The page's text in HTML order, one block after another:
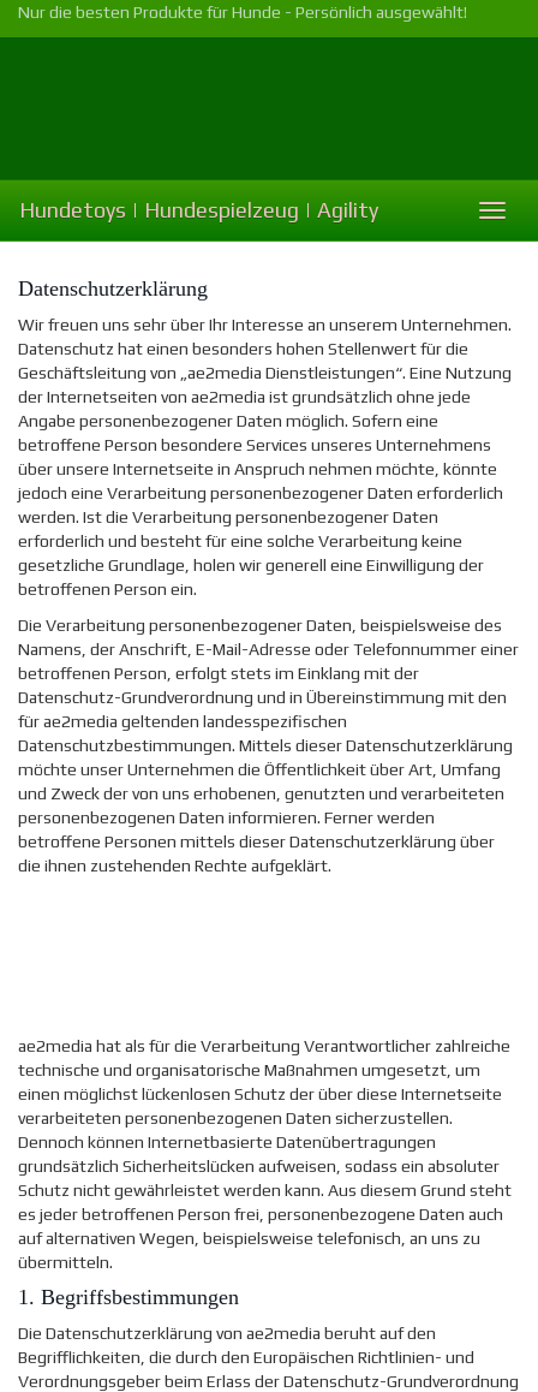
Skip
to
Nur die besten Produkte für Hunde - Persönlich ausgewählt!
Hundetoys | Hundespielzeug | Agility
Datenschutzerklärung
Wir freuen uns sehr über Ihr Interesse an unserem Unternehmen.
Datenschutz hat einen besonders hohen Stellenwert für die
Geschäftsleitung von „ae2media Dienstleistungen“. Eine Nutzung
der Internetseiten von ae2media ist grundsätzlich ohne jede
Angabe personenbezogener Daten möglich. Sofern eine
betroffene Person besondere Services unseres Unternehmens
über unsere Internetseite in Anspruch nehmen möchte, könnte
jedoch eine Verarbeitung personenbezogener Daten erforderlich
werden. Ist die Verarbeitung personenbezogener Daten
erforderlich und besteht für eine solche Verarbeitung keine
gesetzliche Grundlage, holen wir generell eine Einwilligung der
betroffenen Person ein.
Die Verarbeitung personenbezogener Daten, beispielsweise des
Namens, der Anschrift, E-Mail-Adresse oder Telefonnummer einer
betroffenen Person, erfolgt stets im Einklang mit der
Datenschutz-Grundverordnung und in Übereinstimmung mit den
für ae2media geltenden landesspezifischen
Datenschutzbestimmungen. Mittels dieser Datenschutzerklärung
möchte unser Unternehmen die Öffentlichkeit über Art, Umfang
und Zweck der von uns erhobenen, genutzten und verarbeiteten
personenbezogenen Daten informieren. Ferner werden
betroffene Personen mittels dieser Datenschutzerklärung über
die ihnen zustehenden Rechte aufgeklärt.
ae2media hat als für die Verarbeitung Verantwortlicher zahlreiche
technische und organisatorische Maßnahmen umgesetzt, um
einen möglichst lückenlosen Schutz der über diese Internetseite
verarbeiteten personenbezogenen Daten sicherzustellen.
Dennoch können Internetbasierte Datenübertragungen
grundsätzlich Sicherheitslücken aufweisen, sodass ein absoluter
Schutz nicht gewährleistet werden kann. Aus diesem Grund steht
es jeder betroffenen Person frei, personenbezogene Daten auch
auf alternativen Wegen, beispielsweise telefonisch, an uns zu
übermitteln.
1. Begriffsbestimmungen
Die Datenschutzerklärung von ae2media beruht auf den
Begrifflichkeiten, die durch den Europäischen Richtlinien- und
Verordnungsgeber beim Erlass der Datenschutz-Grundverordnung